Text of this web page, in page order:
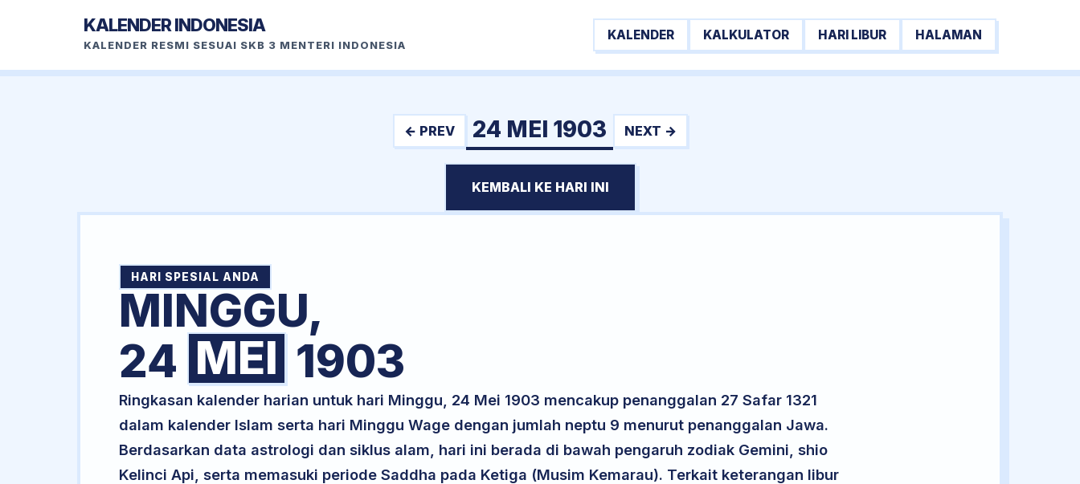
KALENDER INDONESIA
KALENDER RESMI SESUAI SKB 3 MENTERI INDONESIA
KALENDER KALKULATOR HARI LIBUR HALAMAN
← PREV 24 MEI 1903 NEXT →
KEMBALI KE HARI INI
HARI SPESIAL ANDA
MINGGU,
24 MEI 1903
Ringkasan kalender harian untuk hari Minggu, 24 Mei 1903 mencakup penanggalan 27 Safar 1321
dalam kalender Islam serta hari Minggu Wage dengan jumlah neptu 9 menurut penanggalan Jawa.
Berdasarkan data astrologi dan siklus alam, hari ini berada di bawah pengaruh zodiak Gemini, shio
Kelinci Api, serta memasuki periode Saddha pada Ketiga (Musim Kemarau). Terkait keterangan libur